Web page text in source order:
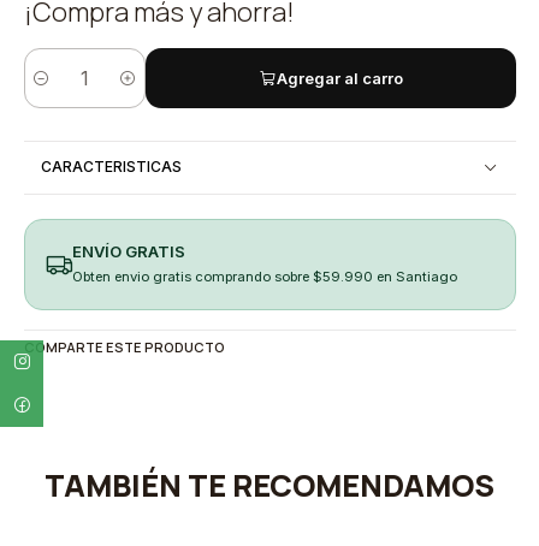
¡Compra más y ahorra!
Quantity
Agregar al carro
CARACTERISTICAS
ENVÍO GRATIS
Obten envio gratis comprando sobre $59.990 en Santiago
COMPARTE ESTE PRODUCTO
TAMBIÉN TE RECOMENDAMOS